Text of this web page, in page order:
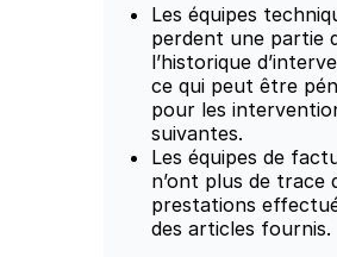
Les équipes
perdent une partie
l’historique
ce qui peut être
pour les
suivantes.
Les équipes de
n’ont plus de trace
prestations
des articles fournis.